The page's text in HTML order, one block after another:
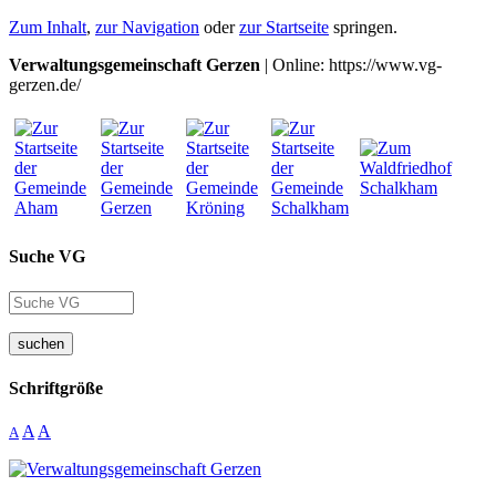
Zum Inhalt, zur Navigation oderzur Startseite springen.
Verwaltungsgemeinschaft Gerzen | Online: https://www.vg-
gerzen.de/
Suche VG
suchen
Schriftgröße
A A A